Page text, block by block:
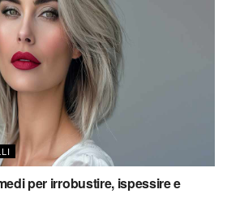
per irrobustire, ispessire e